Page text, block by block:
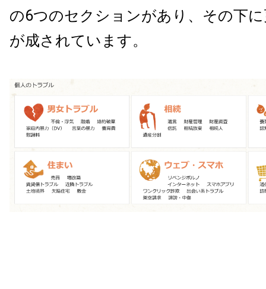
の6つのセクションがあり、その下
が成されています。